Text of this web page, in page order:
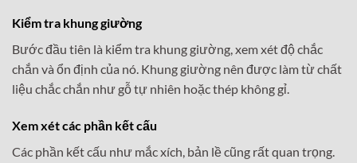
Kiểm tra khung giường
Bước đầu tiên là kiểm tra khung giường, xem xét độ chắc
chắn và ổn định của nó. Khung giường nên được làm từ chất
liệu chắc chắn như gỗ tự nhiên hoặc thép không gỉ.
Xem xét các phần kết cấu
Các phần kết cấu như mắc xích, bản lề cũng rất quan trọng.